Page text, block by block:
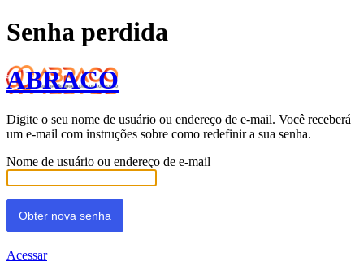
Senha perdida
ABRACO
Digite o seu nome de usuário ou endereço de e-mail. Você receberá
um e-mail com instruções sobre como redefinir a sua senha.
Nome de usuário ou endereço de e-mail
Acessar